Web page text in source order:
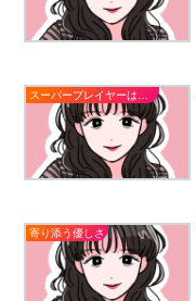
スーパープレイヤーは人気者
寄り添う優しさ